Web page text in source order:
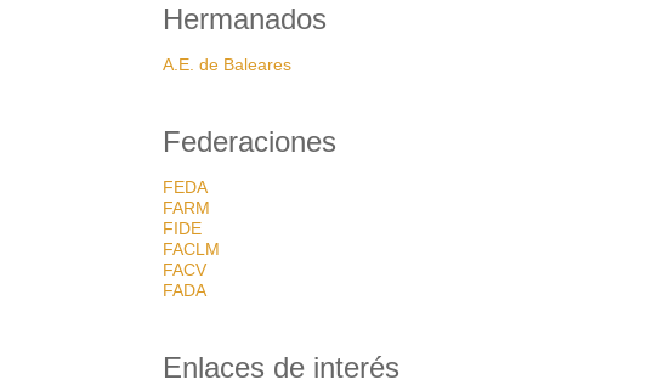
Hermanados
A.E. de Baleares
Federaciones
FEDA
FARM
FIDE
FACLM
FACV
FADA
Enlaces de interés